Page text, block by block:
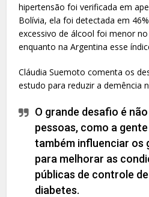
hipertensão foi verificada em
Bolívia, ela foi detectada em
excessivo de álcool foi menor
enquanto na Argentina esse
Cláudia Suemoto comenta os
estudo para reduzir a demência
O grande desafio é
pessoas, como a
também influenciar os
para melhorar as
públicas de controle
diabetes.